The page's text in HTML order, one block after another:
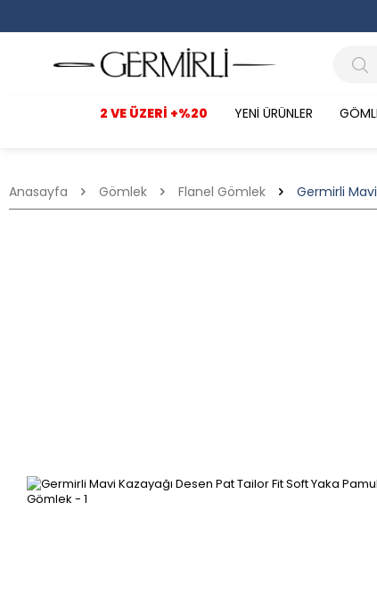
2 VE ÜZERI +%20 YENI ÜRÜNLER
Anasayfa Gömlek Flanel Gömlek Germirli